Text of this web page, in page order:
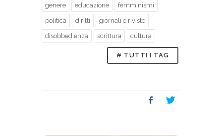
genere educazione femminismi
politica diritti giornali e riviste
disobbedienza scrittura cultura
# TUTTI I TAG